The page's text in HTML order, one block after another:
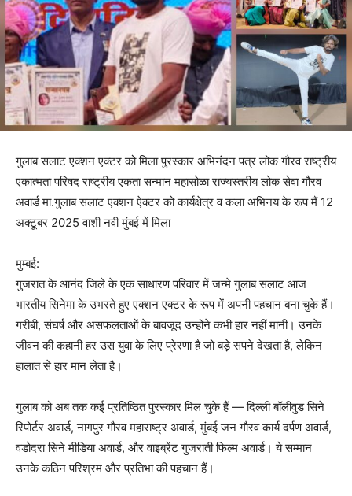
गुलाब सलाट एक्शन एक्टर को मिला पुरस्कार अभिनंदन पत्र लोक गौरव राष्ट्रीय
एकात्मता परिषद राष्ट्रीय एकता सन्मान महासोळा राज्यस्तरीय लोक सेवा गौरव
अवार्ड मा.गुलाब सलाट एक्शन ऐक्टर को कार्यक्षेत्र व कला अभिनय के रूप मैं 12
अक्टूबर 2025 वाशी नवी मुंबई में मिला
मुम्बई:
गुजरात के आनंद जिले के एक साधारण परिवार में जन्मे गुलाब सलाट आज
भारतीय सिनेमा के उभरते हुए एक्शन एक्टर के रूप में अपनी पहचान बना चुके हैं।
गरीबी, संघर्ष और असफलताओं के बावजूद उन्होंने कभी हार नहीं मानी। उनके
जीवन की कहानी हर उस युवा के लिए प्रेरणा है जो बड़े सपने देखता है, लेकिन
हालात से हार मान लेता है।
गुलाब को अब तक कई प्रतिष्ठित पुरस्कार मिल चुके हैं — दिल्ली बॉलीवुड सिने
रिपोर्टर अवार्ड, नागपुर गौरव महाराष्ट्र अवार्ड, मुंबई जन गौरव कार्य दर्पण अवार्ड,
वडोदरा सिने मीडिया अवार्ड, और वाइब्रेंट गुजराती फिल्म अवार्ड। ये सम्मान
उनके कठिन परिश्रम और प्रतिभा की पहचान हैं।